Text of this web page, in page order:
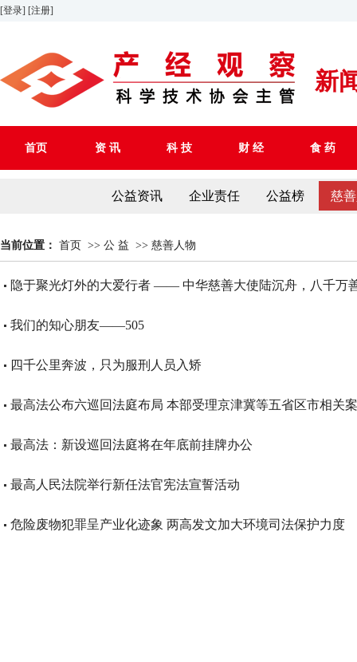
[登录] [注册]
新
首页 资 讯 科 技 财 经 食 药
公益资讯 企业责任 公益榜 慈
当前位置： 首页 >> 公 益 >> 慈善人物
隐于聚光灯外的大爱行者 —— 中华慈善大使陆沉舟，八千万
我们的知心朋友——505
四千公里奔波，只为服刑人员入矫
最高法公布六巡回法庭布局 本部受理京津冀等五省区市相关
最高法：新设巡回法庭将在年底前挂牌办公
最高人民法院举行新任法官宪法宣誓活动
危险废物犯罪呈产业化迹象 两高发文加大环境司法保护力度